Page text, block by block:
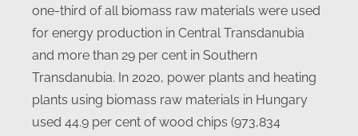
one-third of all biomass raw materials were used
for energy production in Central Transdanubia
and more than 29 per cent in Southern
Transdanubia. In 2020, power plants and heating
plants using biomass raw materials in Hungary
used 44.9 per cent of wood chips (973,834